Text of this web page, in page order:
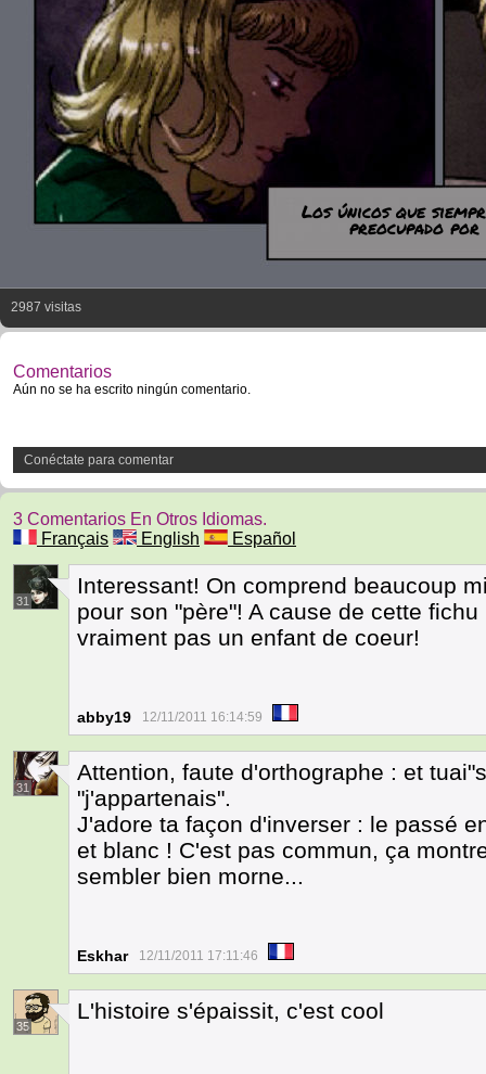
Los únicos que
preocupado por
2987 visitas
Comentarios
Aún no se ha escrito ningún comentario.
Conéctate para comentar
3 Comentarios En Otros Idiomas.
Français
English Español
31
Interessant! On comprend beaucoup
pour son "père"! A cause de cette
vraiment pas un enfant de coeur!
abby19 12/11/2011 16:14:59
31
Attention, faute d'orthographe : et
"j'appartenais".
J'adore ta façon d'inverser : le passé
et blanc ! C'est pas commun, ça
sembler bien morne...
Eskhar 12/11/2011 17:11:46
35
L'histoire s'épaissit, c'est cool